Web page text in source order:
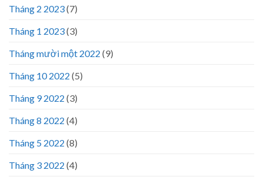
Tháng 2 2023(7)
Tháng 1 2023(3)
Tháng mười một 2022 (9)
Tháng 10 2022 (5)
Tháng 9 2022 (3)
Tháng 8 2022 (4)
Tháng 5 2022 (8)
Tháng 3 2022 (4)